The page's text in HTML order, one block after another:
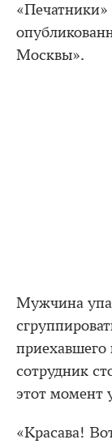
Москвы».
Мужчина
приехавшего
сотрудник
этот момент
«Красава!